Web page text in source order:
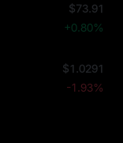
$73.91
+0.80%
$1.0291
-1.93%